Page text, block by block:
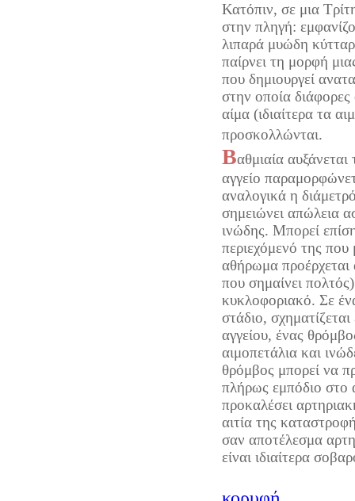
Κατόπιν, σε μια
στην πληγή:
λιπαρά μυώδη
παίρνει τη μορφή
που δημιουργεί
στην οποία
αίμα (ιδιαίτερα τα
προσκολλώνται.
Βαθμιαία
αγγείο
αναλογικά η
σημειώνει απώλεια
ινώδης. Μπορεί
περιεχόμενό της που
αθήρωμα
που σημαίνει
κυκλοφοριακό. Σε
στάδιο,
αγγείου, ένας
αιμοπετάλια και
θρόμβος μπορεί να
πλήρως εμπόδιο στο
προκαλέσει
αιτία της
σαν αποτέλεσμα
είναι ιδιαίτερα